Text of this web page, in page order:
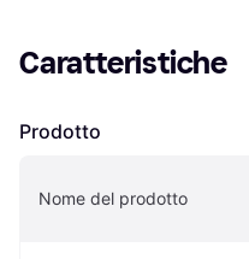
Caratteristiche
Prodotto
Nome del prodotto